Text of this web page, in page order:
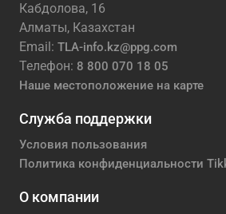
Кабдолова, 16
Алматы, Казахстан
Email: TLA-info.kz@ppg.com
Телефон: 8 800 070 18 05
Наше местоположение на карте
Служба поддержки
Условия пользования
Политика конфиденциальности
О компании